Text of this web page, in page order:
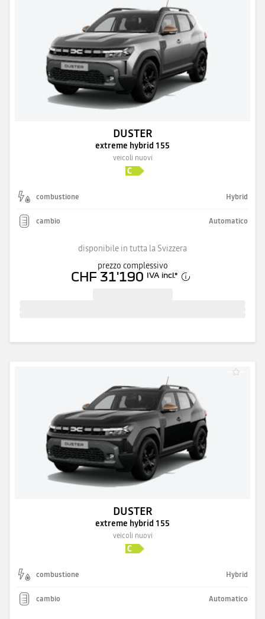
DUSTER
extreme hybrid 155
veicoli nuovi
combustione Hybrid
cambio Automatico
disponibile in tutta la Svizzera
prezzo complessivo
CHF 31'190 IVA incl.*
DUSTER
extreme hybrid 155
veicoli nuovi
combustione Hybrid
cambio Automatico